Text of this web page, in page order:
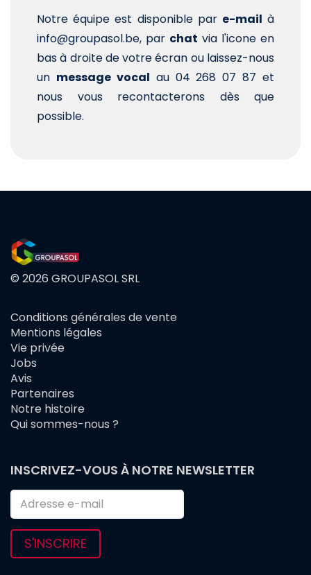
Notre équipe est disponible par e-mail à
info@groupasol.be, par chat via l'icone en
bas à droite de votre écran ou laissez-nous
un message vocal au 04 268 07 87 et
nous vous recontacterons dès que
possible.
© 2026 GROUPASOL SRL
FOOTER
MENU
Conditions générales de vente
Mentions légales
Vie privée
Jobs
Avis
Partenaires
Notre histoire
Qui sommes-nous ?
INSCRIVEZ-VOUS À NOTRE NEWSLETTER
S'INSCRIRE